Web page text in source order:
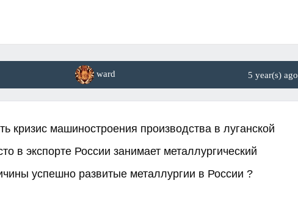
ward 5 year(s) ago
кризис машиностроения производства в луганской
в экспорте России занимает металлургический
успешно развитые металлургии в России ?